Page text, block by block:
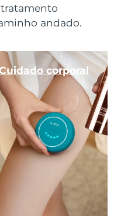
andado.
corporal